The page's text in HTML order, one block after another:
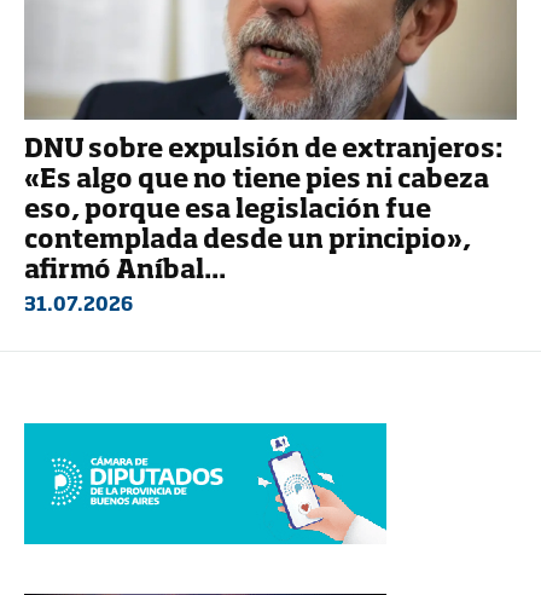
DNU sobre expulsión de extranjeros:
«Es algo que no tiene pies ni cabeza
eso, porque esa legislación fue
contemplada desde un principio»,
afirmó Aníbal...
31.07.2026